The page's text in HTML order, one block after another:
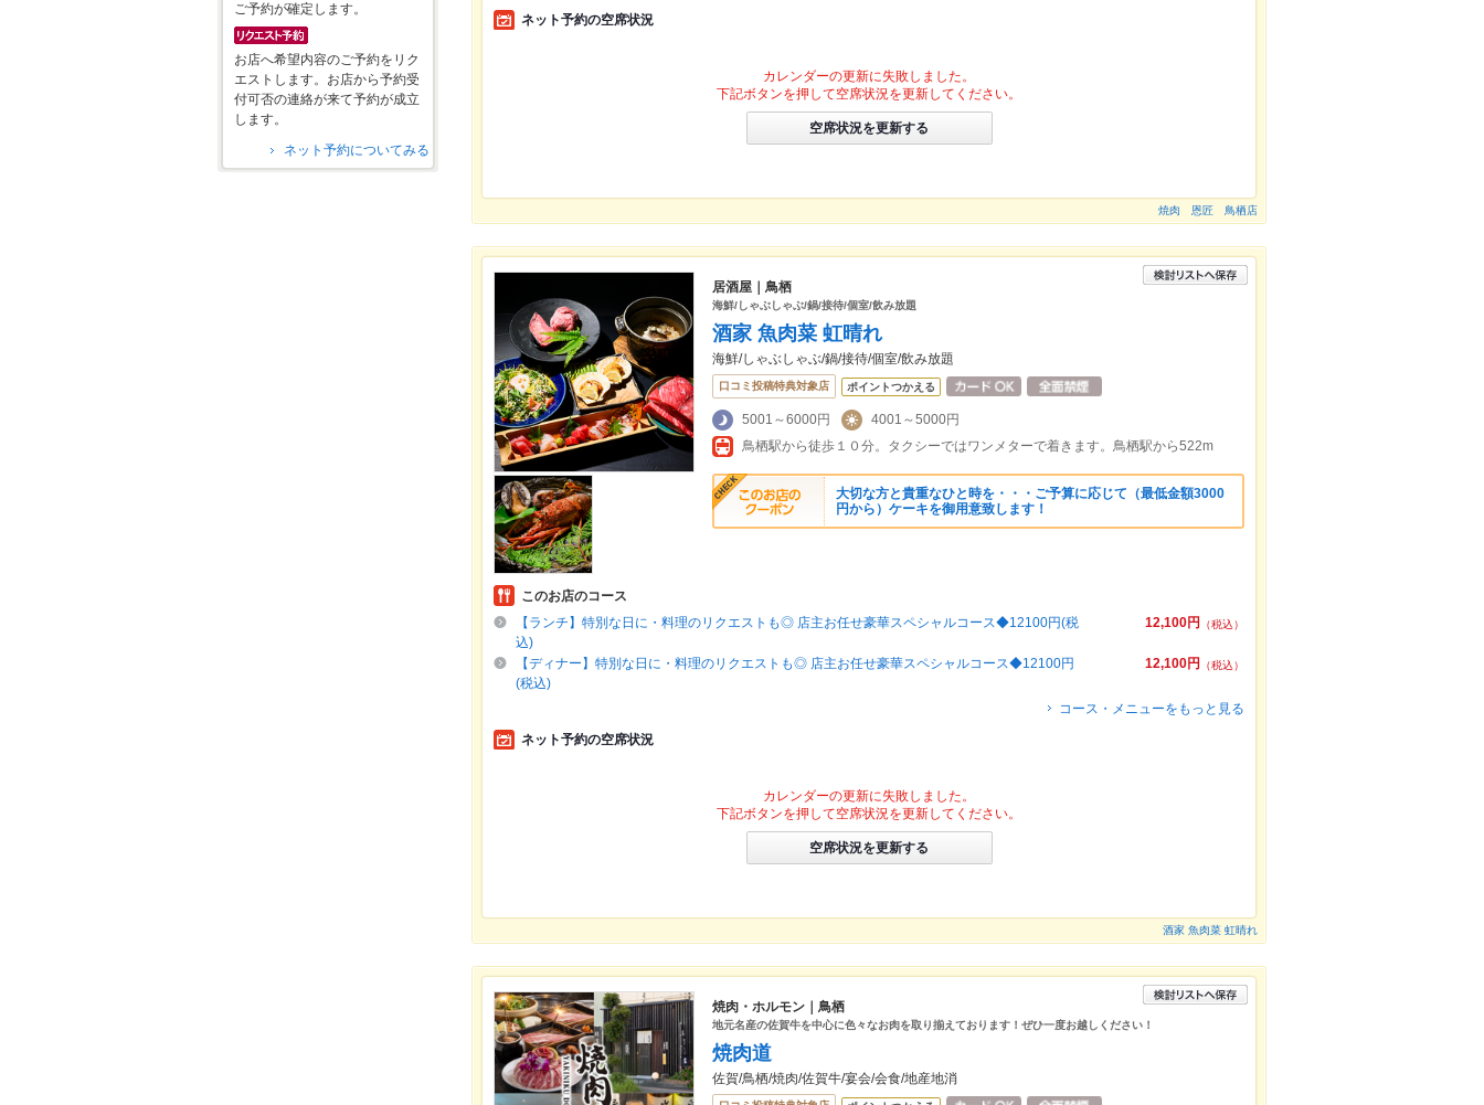
ご予約が確定します。
お店へ希望内容のご予約をリク
エストします。お店から予約受
付可否の連絡が来て予約が成立
します。
ネット予約についてみる
ネット予約の空席状況
カレンダーの更新に失敗しました。
下記ボタンを押して空席状況を更新してください。
空席状況を更新する
焼肉 恩匠 鳥栖店
居酒屋｜鳥栖
海鮮/しゃぶしゃぶ/鍋/接待/個室/飲み放題
酒家 魚肉菜 虹晴れ
海鮮/しゃぶしゃぶ/鍋/接待/個室/飲み放題
口コミ投稿特典対象店 ポイントつかえる
5001～6000円
4001～5000円
鳥栖駅から徒歩１０分。タクシーではワンメターで着きます。鳥栖駅から522m
大切な方と貴重なひと時を・・・ご予算に応じて（最低金額3000
円から）ケーキを御用意致します！
このお店のコース
12,100円
（税込）
【ランチ】特別な日に・料理のリクエストも◎ 店主お任せ豪華スペシャルコース◆12100円(税
込)
12,100円
（税込）
【ディナー】特別な日に・料理のリクエストも◎ 店主お任せ豪華スペシャルコース◆12100円
(税込)
コース・メニューをもっと見る
ネット予約の空席状況
カレンダーの更新に失敗しました。
下記ボタンを押して空席状況を更新してください。
空席状況を更新する
酒家 魚肉菜 虹晴れ
焼肉・ホルモン｜鳥栖
地元名産の佐賀牛を中心に色々なお肉を取り揃えております！ぜひ一度お越しください！
焼肉道
佐賀/鳥栖/焼肉/佐賀牛/宴会/会食/地産地消